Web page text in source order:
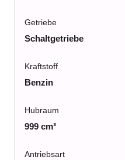
Getriebe
Schaltgetriebe
Kraftstoff
Benzin
Hubraum
999 cm³
Antriebsart